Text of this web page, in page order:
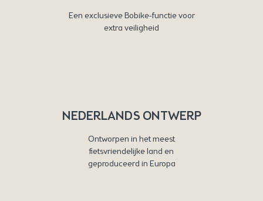
Een exclusieve Bobike-functie voor
extra veiligheid
NEDERLANDS ONTWERP
Ontworpen in het meest
fietsvriendelijke land en
geproduceerd in Europa